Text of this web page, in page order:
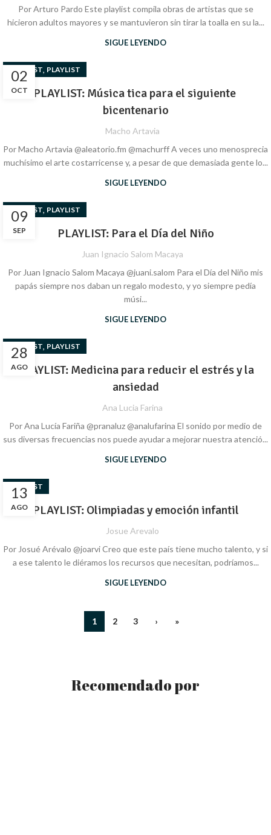
Por Arturo Pardo Este playlist compila obras de artistas que se
hicieron adultos mayores y se mantuvieron sin tirar la toalla en su la...
SIGUE LEYENDO
02
OCT
PLAYLIST, PLAYLIST
PLAYLIST: Música tica para el siguiente ​​
bicentenario
Macho Artavia
Por Macho Artavia @aleatorio.fm @machurff A veces uno menosprecia
muchísimo el arte costarricense y, a pesar de que demasiada gente lo...
SIGUE LEYENDO
09
SEP
PLAYLIST, PLAYLIST
PLAYLIST: Para el Día del Niño
Juan Ignacio Salom Macaya
Por Juan Ignacio Salom Macaya @juani.salom Para el Día del Niño mis
papás siempre nos daban un regalo modesto, y yo siempre pedía
músi...
SIGUE LEYENDO
28
AGO
PLAYLIST, PLAYLIST
PLAYLIST: Medicina para reducir el estrés y la
ansiedad
Ana Lucia Farina
Por Ana Lucía Fariña @pranaluz @analufarina El sonido por medio de
sus diversas frecuencias nos puede ayudar a mejorar nuestra atenció...
SIGUE LEYENDO
13
AGO
PLAYLIST
PLAYLIST: Olimpiadas y emoción infantil
Josue Arevalo
Por Josué Arévalo @joarvi Creo que este país tiene mucho talento, y si
a ese talento le diéramos los recursos que necesitan, podríamos...
SIGUE LEYENDO
1 2 3 › »
Recomendado por